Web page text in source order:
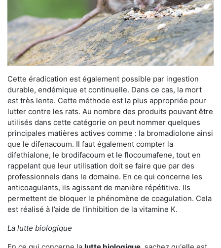
Cette éradication est également possible par ingestion
durable, endémique et continuelle. Dans ce cas, la mort
est très lente. Cette méthode est la plus appropriée pour
lutter contre les rats. Au nombre des produits pouvant être
utilisés dans cette catégorie on peut nommer quelques
principales matières actives comme : la bromadiolone ainsi
que le difenacoum. Il faut également compter la
difethialone, le brodifacoum et le flocoumafene, tout en
rappelant que leur utilisation doit se faire que par des
professionnels dans le domaine. En ce qui concerne les
anticoagulants, ils agissent de manière répétitive. Ils
permettent de bloquer le phénomène de coagulation. Cela
est réalisé à l’aide de l’inhibition de la vitamine K.
La lutte biologique